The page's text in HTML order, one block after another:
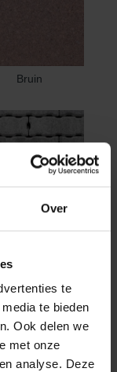
Over
te
te bieden
Ook delen we
met onze
analyse. Deze
Bruin
Elba